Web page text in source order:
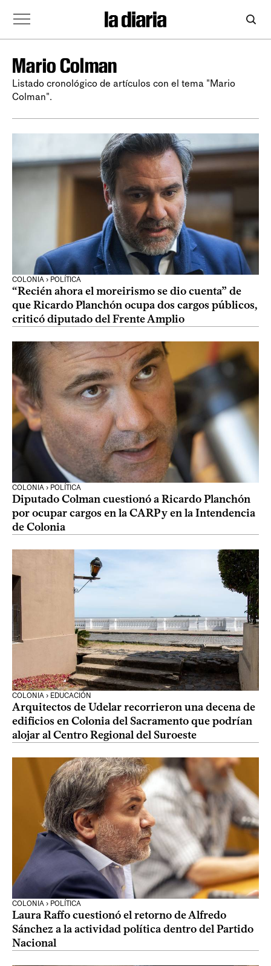
Mario Colman
Listado cronológico de artículos con el tema "Mario
Colman".
COLONIA › POLÍTICA
“Recién ahora el moreirismo se dio cuenta” de
que Ricardo Planchón ocupa dos cargos públicos,
criticó diputado del Frente Amplio
COLONIA › POLÍTICA
Diputado Colman cuestionó a Ricardo Planchón
por ocupar cargos en la CARP y en la Intendencia
de Colonia
COLONIA › EDUCACIÓN
Arquitectos de Udelar recorrieron una decena de
edificios en Colonia del Sacramento que podrían
alojar al Centro Regional del Suroeste
COLONIA › POLÍTICA
Laura Raffo cuestionó el retorno de Alfredo
Sánchez a la actividad política dentro del Partido
Nacional